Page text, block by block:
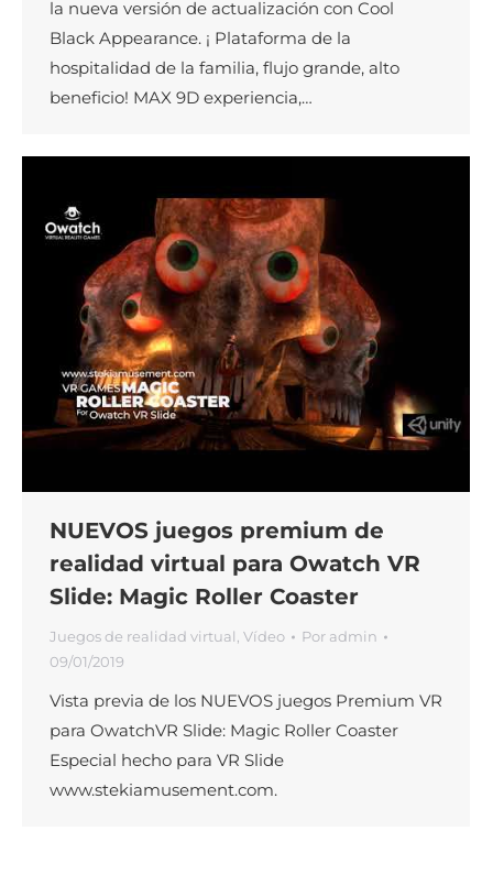
la nueva versión de actualización con Cool
Black Appearance. ¡ Plataforma de la
hospitalidad de la familia, flujo grande, alto
beneficio! MAX 9D experiencia,…
NUEVOS juegos premium de
realidad virtual para Owatch VR
Slide: Magic Roller Coaster
Juegos de realidad virtual, Vídeo Por admin
09/01/2019
Vista previa de los NUEVOS juegos Premium VR
para OwatchVR Slide: Magic Roller Coaster
Especial hecho para VR Slide
www.stekiamusement.com.